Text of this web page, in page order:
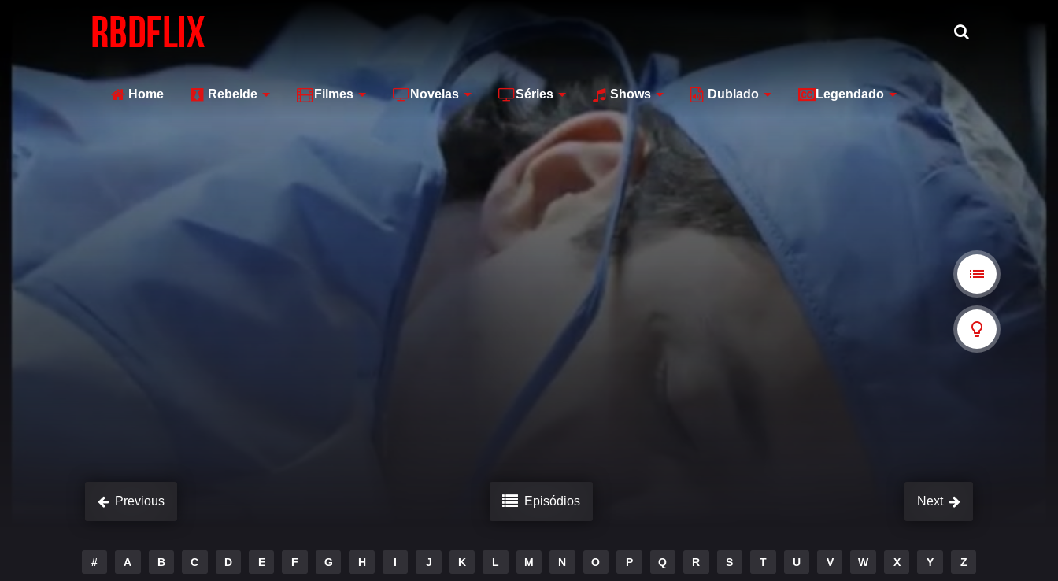
Home Rebelde Filmes Novelas Séries Shows Dublado Legendado
Previous Episódios Next
# A B C D E F G H I J K L M N O P Q R S T U V W X Y Z